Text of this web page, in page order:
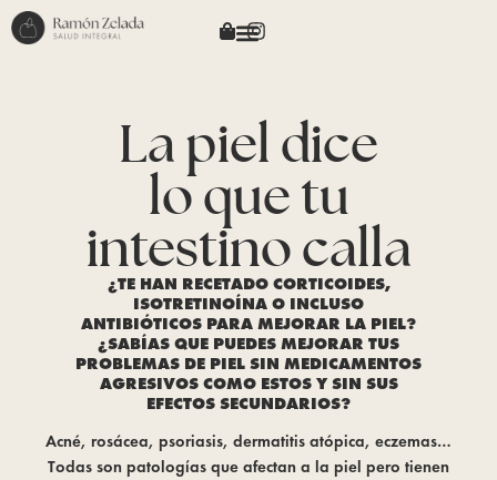
La piel dice
lo que tu
intestino calla
¿TE HAN RECETADO CORTICOIDES,
ISOTRETINOÍNA O INCLUSO
ANTIBIÓTICOS PARA MEJORAR LA PIEL?
¿SABÍAS QUE PUEDES MEJORAR TUS
PROBLEMAS DE PIEL SIN MEDICAMENTOS
AGRESIVOS COMO ESTOS Y SIN SUS
EFECTOS SECUNDARIOS?
Acné, rosácea, psoriasis, dermatitis atópica, eczemas…
Todas son patologías que afectan a la piel pero tienen